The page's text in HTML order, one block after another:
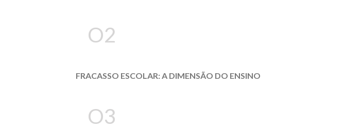
O2
FRACASSO ESCOLAR: A DIMENSÃO DO ENSINO
O3